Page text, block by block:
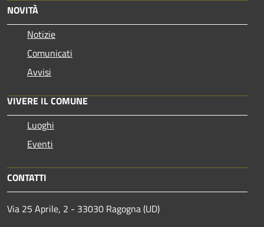
NOVITÀ
Notizie
Comunicati
Avvisi
VIVERE IL COMUNE
Luoghi
Eventi
CONTATTI
Via 25 Aprile, 2 - 33030 Ragogna (UD)